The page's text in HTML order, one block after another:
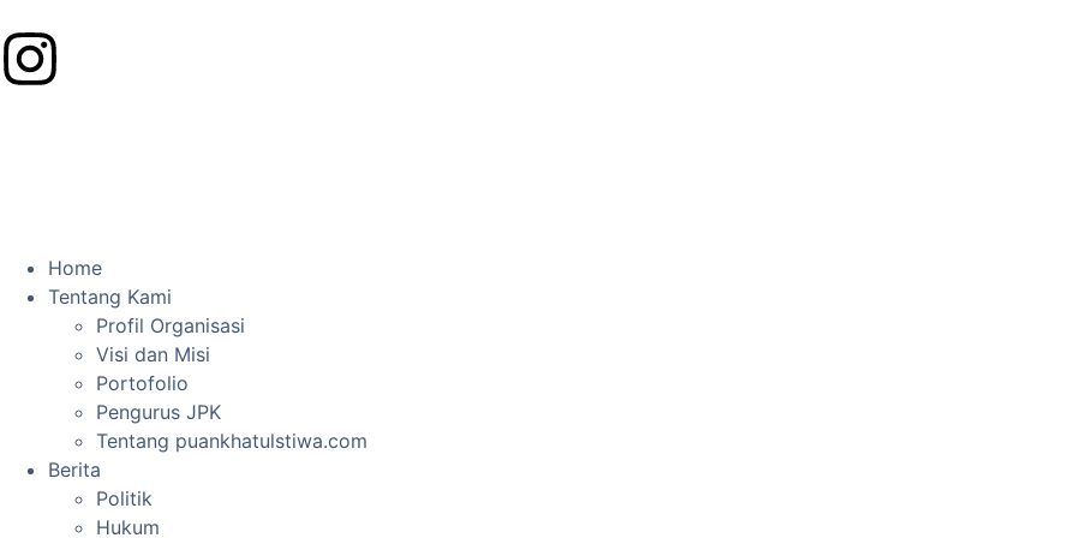
Home
Tentang Kami
Profil Organisasi
Visi dan Misi
Portofolio
Pengurus JPK
Tentang puankhatulstiwa.com
Berita
Politik
Hukum